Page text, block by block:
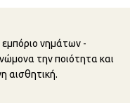
εμπόριο νημάτων -
την ποιότητα και
αισθητική.